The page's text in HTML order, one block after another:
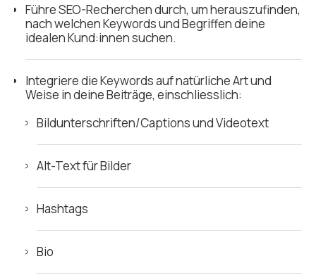
Führe SEO-Recherchen durch, um herauszufinden,
nach welchen Keywords und Begriffen deine
idealen Kund:innen suchen.
Integriere die Keywords auf natürliche Art und
Weise in deine Beiträge, einschliesslich:
Bildunterschriften/Captions und Videotext
Alt-Text für Bilder
Hashtags
Bio